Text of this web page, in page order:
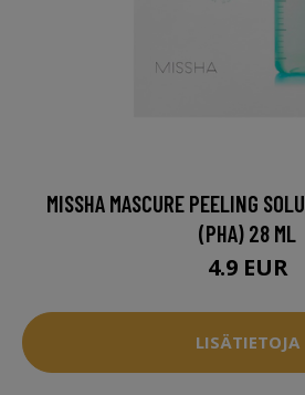
MISSHA MASCURE PEELING
(PHA) 28 ML
4.9 EUR
LISÄTIETOJA